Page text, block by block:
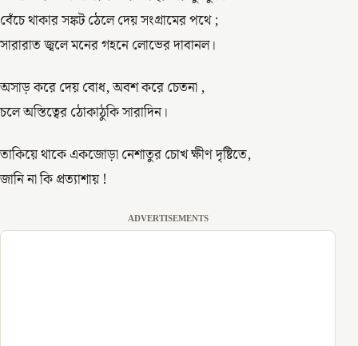
বেঁচে থাকার সঙ্কট ঠেলে দেয় সংগ্রামের পথে ;
সারারাত জ্বলে মনের গহনে লোভের দাবানল।
অসাড় করে দেয় বোধ, অবশ করে চেতনা ,
চলে অস্তিত্বের ঠোকাঠুকি সারাদিন।
তাকিয়ে থাকে একজোড়া নেশাতুর চোখ ক্ষীণ দৃষ্টিতে,
জানি না কি প্রত্যাশায় !
ADVERTISEMENTS